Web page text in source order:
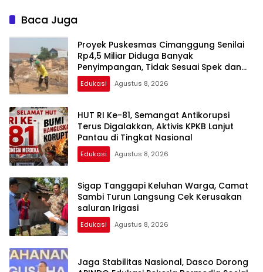
Pelayanan Kesehatan
Baca Juga
Proyek Puskesmas Cimanggung Senilai
Rp4,5 Miliar Diduga Banyak
Penyimpangan, Tidak Sesuai Spek dan
Pekerja Abaikan K3
Edukasi Agustus 8, 2026
HUT RI Ke-81, Semangat Antikorupsi
Terus Digalakkan, Aktivis KPKB Lanjut
Pantau di Tingkat Nasional
Edukasi Agustus 8, 2026
Sigap Tanggapi Keluhan Warga, Camat
Sambi Turun Langsung Cek Kerusakan
saluran Irigasi
Edukasi Agustus 8, 2026
Jaga Stabilitas Nasional, Dasco Dorong